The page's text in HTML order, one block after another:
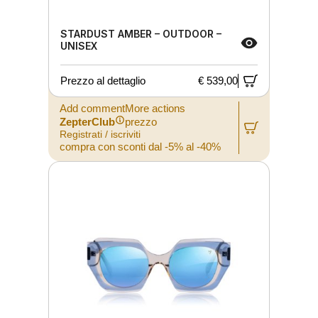
STARDUST AMBER – OUTDOOR –
UNISEX
Prezzo al dettaglio € 539,00
Add commentMore actions
ZepterClub
prezzo
Registrati / iscriviti
compra con sconti dal -5% al -40%